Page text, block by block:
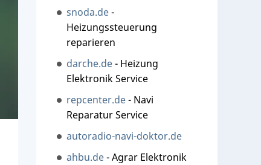
snoda.de-
Heizungssteuerung
reparieren
darche.de- Heizung
Elektronik Service
repcenter.de- Navi
Reparatur Service
autoradio-navi-doktor.de
ahbu.de- Agrar Elektronik